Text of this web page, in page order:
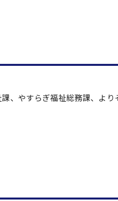
、やすらぎ福祉総務課、よ